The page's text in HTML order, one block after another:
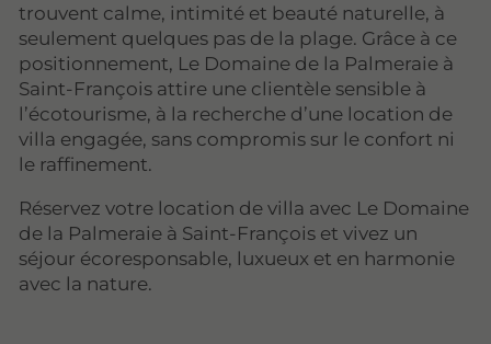
trouvent calme, intimité et beauté naturelle, à
seulement quelques pas de la plage. Grâce à ce
positionnement, Le Domaine de la Palmeraie à
Saint-François attire une clientèle sensible à
l’écotourisme, à la recherche d’une location de
villa engagée, sans compromis sur le confort ni
le raffinement.
Réservez votre location de villa avec Le Domaine
de la Palmeraie à Saint-François et vivez un
séjour écoresponsable, luxueux et en harmonie
avec la nature.